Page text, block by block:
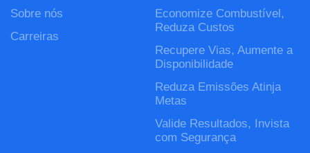
Sobre nós
Carreiras
Economize Combustível,
Reduza Custos
Recupere Vias, Aumente a
Disponibilidade
Reduza Emissões Atinja
Metas
Valide Resultados, Invista
com Segurança